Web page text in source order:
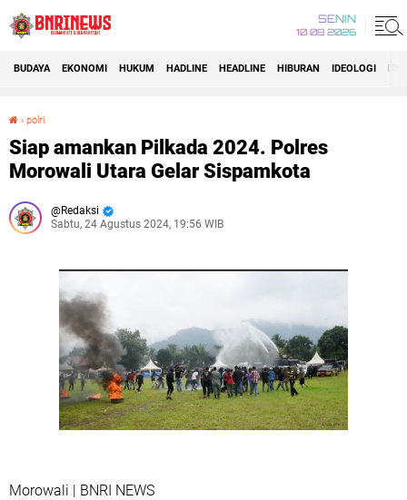
SENIN
10 08 2026
BUDAYA EKONOMI HUKUM HADLINE HEADLINE HIBURAN IDEOLOGI
› polri
Siap amankan Pilkada 2024. Polres
Morowali Utara Gelar Sispamkota
Redaksi
Sabtu, 24 Agustus 2024, 19:56 WIB
Morowali | BNRI NEWS